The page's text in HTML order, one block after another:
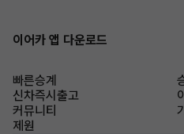
이어카 앱 다운로드
빠른승계
신차즉시출고
커뮤니티
제원